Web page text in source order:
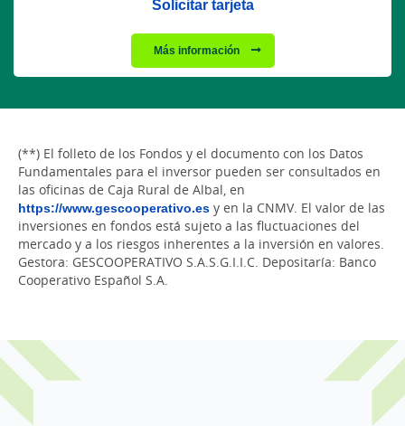
Solicitar tarjeta
Más información
(**) El folleto de los Fondos y el documento con los Datos
Fundamentales para el inversor pueden ser consultados en
las oficinas de Caja Rural de Albal, en
https://www.gescooperativo.es y en la CNMV. El valor de las
inversiones en fondos está sujeto a las fluctuaciones del
mercado y a los riesgos inherentes a la inversión en valores.
Gestora: GESCOOPERATIVO S.A.S.G.I.I.C. Depositaría: Banco
Cooperativo Español S.A.